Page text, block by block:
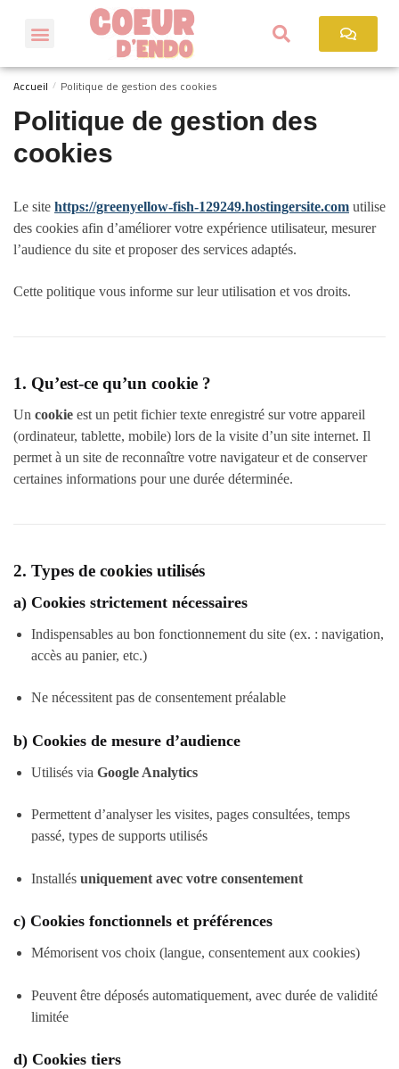
Accueil / Politique de gestion des cookies
Politique de gestion des
cookies
Le site https://greenyellow-fish-129249.hostingersite.com utilise
des cookies afin d’améliorer votre expérience utilisateur, mesurer
l’audience du site et proposer des services adaptés.
Cette politique vous informe sur leur utilisation et vos droits.
1. Qu’est-ce qu’un cookie ?
Un cookie est un petit fichier texte enregistré sur votre appareil
(ordinateur, tablette, mobile) lors de la visite d’un site internet. Il
permet à un site de reconnaître votre navigateur et de conserver
certaines informations pour une durée déterminée.
2. Types de cookies utilisés
a) Cookies strictement nécessaires
Indispensables au bon fonctionnement du site (ex. : navigation,
accès au panier, etc.)
Ne nécessitent pas de consentement préalable
b) Cookies de mesure d’audience
Utilisés via Google Analytics
Permettent d’analyser les visites, pages consultées, temps
passé, types de supports utilisés
Installés uniquement avec votre consentement
c) Cookies fonctionnels et préférences
Mémorisent vos choix (langue, consentement aux cookies)
Peuvent être déposés automatiquement, avec durée de validité
limitée
d) Cookies tiers